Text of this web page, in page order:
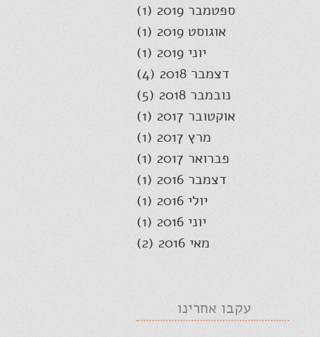
ספטמבר 2019
(1)
אוגוסט 2019
(1)
יוני 2019
(1)
דצמבר 2018
(4)
נובמבר 2018
(5)
אוקטובר 2017
(1)
מרץ 2017
(1)
פברואר 2017
(1)
דצמבר 2016
(1)
יולי 2016
(1)
יוני 2016
(1)
מאי 2016
(2)
עקבו אחרינו